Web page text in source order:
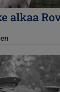
alkaa